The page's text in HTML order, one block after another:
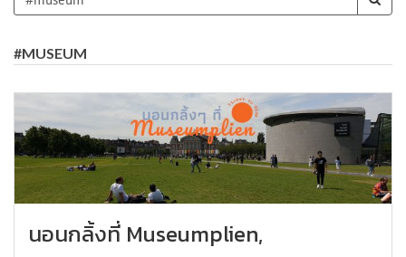
#MUSEUM
นอนกลิ้งที่ Museumplien,